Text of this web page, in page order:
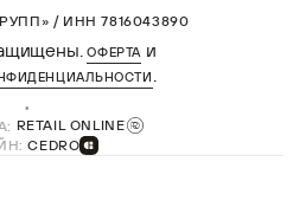
/ ИНН 7816043890
ОФЕРТА и
RETAIL ONLINE
CEDRO